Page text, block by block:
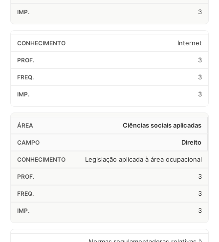
3
Internet
3
3
3
Ciências sociais aplicadas
Direito
Legislação aplicada à área ocupacional
3
3
3